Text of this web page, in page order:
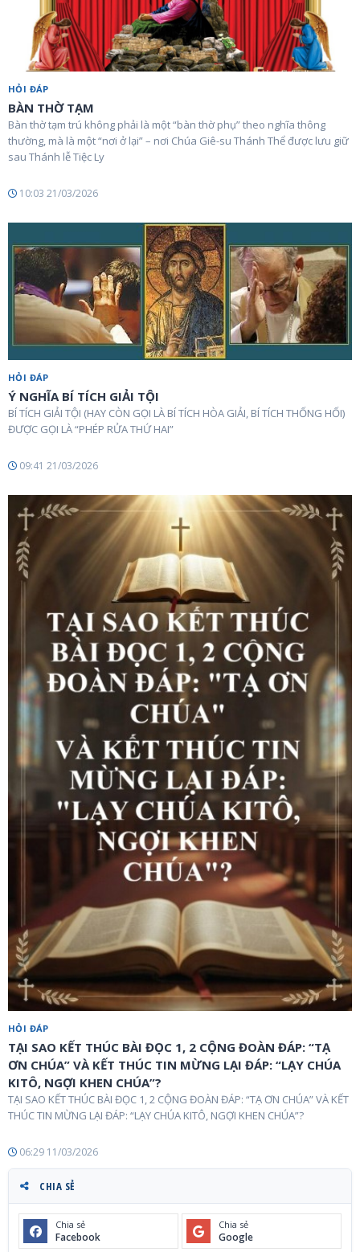
HỎI ĐÁP
BÀN THỜ TẠM
Bàn thờ tạm trú không phải là một “bàn thờ phụ” theo nghĩa thông
thường, mà là một “nơi ở lại” – nơi Chúa Giê-su Thánh Thể được lưu giữ
sau Thánh lễ Tiệc Ly
10:03 21/03/2026
HỎI ĐÁP
Ý NGHĨA BÍ TÍCH GIẢI TỘI
BÍ TÍCH GIẢI TỘI (HAY CÒN GỌI LÀ BÍ TÍCH HÒA GIẢI, BÍ TÍCH THỐNG HỐI)
ĐƯỢC GỌI LÀ “PHÉP RỬA THỨ HAI”
09:41 21/03/2026
HỎI ĐÁP
TẠI SAO KẾT THÚC BÀI ĐỌC 1, 2 CỘNG ĐOÀN ĐÁP: “TẠ
ƠN CHÚA” VÀ KẾT THÚC TIN MỪNG LẠI ĐÁP: “LẠY CHÚA
KITÔ, NGỢI KHEN CHÚA”?
TẠI SAO KẾT THÚC BÀI ĐỌC 1, 2 CỘNG ĐOÀN ĐÁP: “TẠ ƠN CHÚA” VÀ KẾT
THÚC TIN MỪNG LẠI ĐÁP: “LẠY CHÚA KITÔ, NGỢI KHEN CHÚA”?
06:29 11/03/2026
CHIA SẺ
Chia sẻ
Facebook
Chia sẻ
Google